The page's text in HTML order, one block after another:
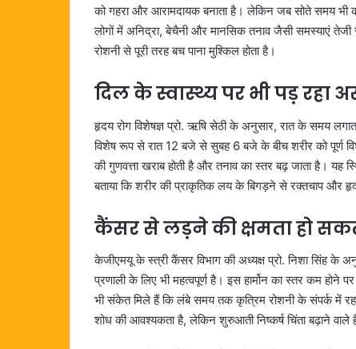
को गहरा और आरामदायक बनाता है। लेकिन जब सोते समय भी
लोगों में अनिद्रा, बेचैनी और मानसिक तनाव जैसी समस्याएं
रोशनी से पूरी तरह बच पाना मुश्किल होता है।
दिल के स्वास्थ्य पर भी पड़ रहा
हृदय रोग विशेषज्ञ प्रो. ऋषि सेठी के अनुसार, रात के समय
विशेष रूप से रात 12 बजे से सुबह 6 बजे के बीच शरीर को पूर्ण
की गुणवत्ता खराब होती है और तनाव का स्तर बढ़ जाता है। यह
बताया कि शरीर की प्राकृतिक लय के बिगड़ने से रक्तचाप और
कैंसर से लड़ने की क्षमता हो
केजीएमयू के स्त्री कैंसर विभाग की अध्यक्ष प्रो. निशा सिंह के
प्रणाली के लिए भी महत्वपूर्ण है। इस हार्मोन का स्तर कम
भी संकेत मिले हैं कि लंबे समय तक कृत्रिम रोशनी के संपर्क में
शोध की आवश्यकता है, लेकिन शुरुआती निष्कर्ष चिंता बढ़ाने वाले